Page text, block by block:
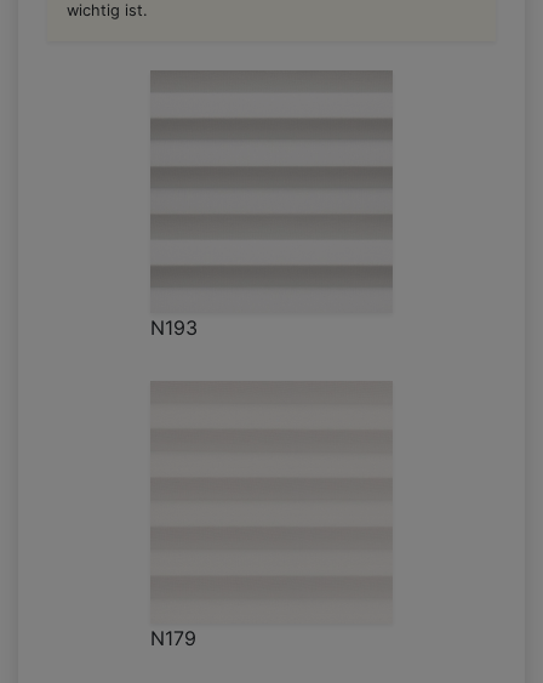
wichtig ist.
N193
N179